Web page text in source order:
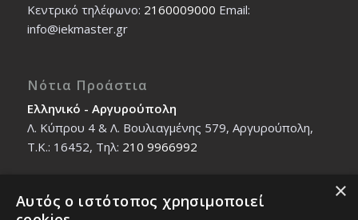
Κεντρικό τηλέφωνο: 2160009000 Εmail:
info@iekmaster.gr
Νότια Προάστια
Ελληνικό - Αργυρούπολη
Λ. Κύπρου 4 & Λ. Βουλιαγμένης 579, Αργυρούπολη,
T.K.: 16452, Τηλ: 210 9966992
Βόρεια Προάστια
×
Αυτός ο ιστότοπος χρησιμοποιεί